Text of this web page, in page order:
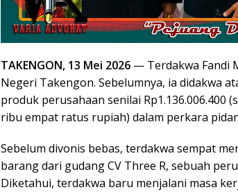
TAKENGON, 13 Mei 2026 — Terdakwa Fandi
Negeri Takengon. Sebelumnya, ia didakwa
produk perusahaan senilai
ribu empat ratus rupiah) dalam perkara
Sebelum divonis bebas, terdakwa sempat
barang dari gudang CV Three R, sebuah
Diketahui, terdakwa baru menjalani masa